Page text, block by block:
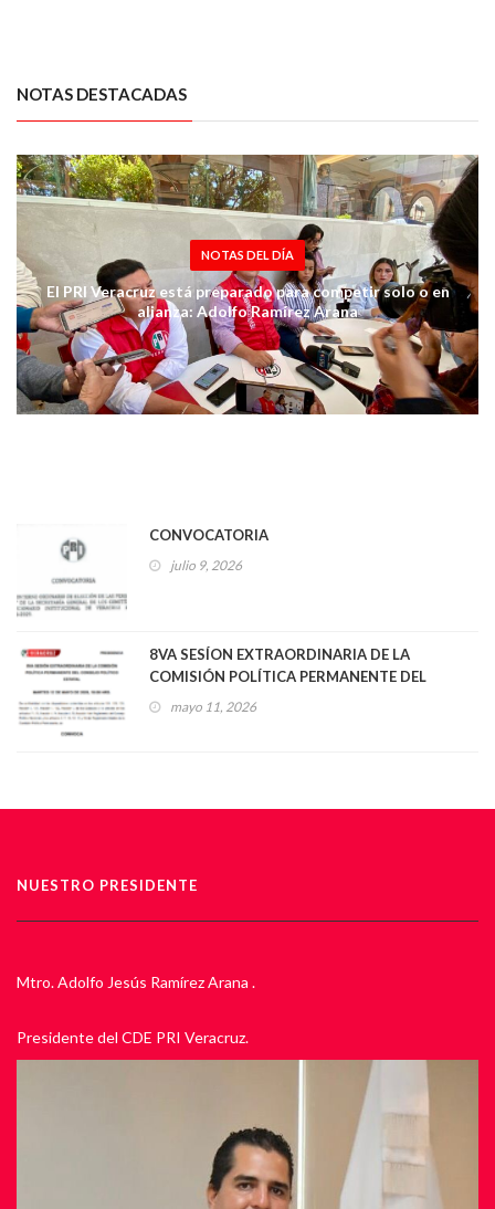
NOTAS DESTACADAS
NOTAS DEL DÍA
El PRI Veracruz está preparado para competir solo o en
alianza: Adolfo Ramírez Arana
CONVOCATORIA
julio 9, 2026
8VA SESÍON EXTRAORDINARIA DE LA
COMISIÓN POLÍTICA PERMANENTE DEL
CONSEJO POLÍTICO ESTATAL
mayo 11, 2026
NUESTRO PRESIDENTE
Mtro. Adolfo Jesús Ramírez Arana .
Presidente del CDE PRI Veracruz.